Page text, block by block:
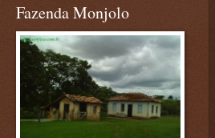
Fazenda Monjolo